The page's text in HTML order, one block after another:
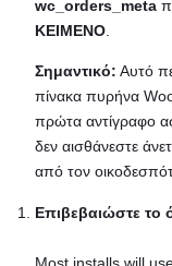
wc_orders_meta
ΚΕΙΜΕΝΟ
Σημαντικό: Αυτό
πίνακα πυρήνα
πρώτα αντίγραφο
δεν αισθάνεστε
από τον
Επιβεβαιώστε το